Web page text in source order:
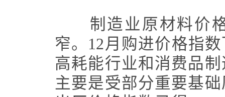
制造业原材料价格
窄。12月购进价格指
高耗能行业和消费品
主要是受部分重要基